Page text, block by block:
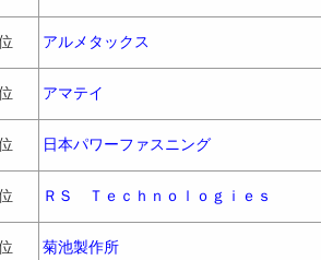
アルメタックス
アマテイ
日本パワーファスニング
ＲＳ Ｔｅｃｈｎｏｌｏｇｉｅｓ
菊池製作所